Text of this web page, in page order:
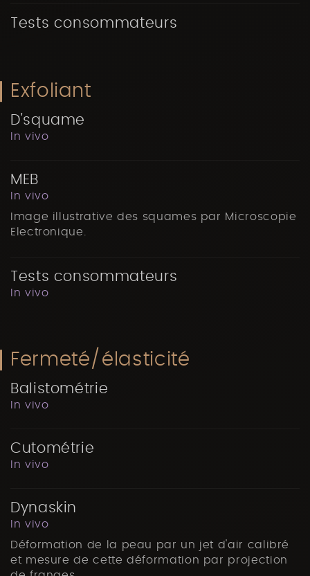
Tests consommateurs
Exfoliant
D'squame
In vivo
MEB
In vivo
Image illustrative des squames par Microscopie
Electronique.
Tests consommateurs
In vivo
Fermeté/élasticité
Balistométrie
In vivo
Cutométrie
In vivo
Dynaskin
In vivo
Déformation de la peau par un jet d'air calibré
et mesure de cette déformation par projection